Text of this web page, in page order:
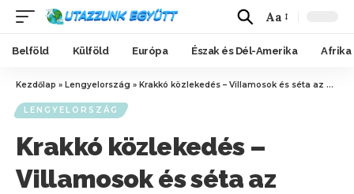
Aa
Belföld Külföld Európa Észak és Dél-Amerika Afrika
Kezdőlap » Lengyelország » Krakkó közlekedés – Villamosok és séta az óvárosban
LENGYELORSZÁG
Krakkó közlekedés –
Villamosok és séta az